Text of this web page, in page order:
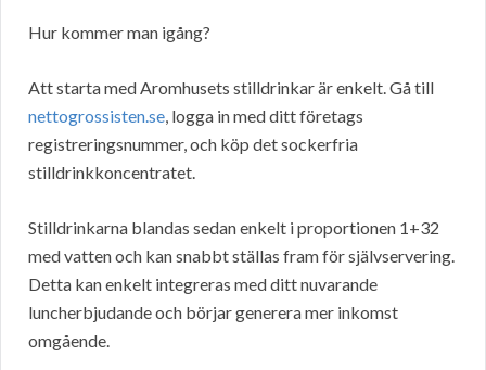
Hur kommer man igång?
Att starta med Aromhusets stilldrinkar är enkelt. Gå till
nettogrossisten.se, logga in med ditt företags
registreringsnummer, och köp det sockerfria
stilldrinkkoncentratet.
Stilldrinkarna blandas sedan enkelt i proportionen 1+32
med vatten och kan snabbt ställas fram för självservering.
Detta kan enkelt integreras med ditt nuvarande
luncherbjudande och börjar generera mer inkomst
omgående.